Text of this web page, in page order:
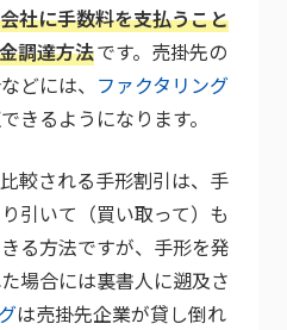
社に手数料を支払うこと
調達方法です。売掛先の
どには、 ファクタリング
きるようになります。
較される手形割引は、手
引いて（買い取って）も
る方法ですが、手形を発
場合には裏書人に遡及さ
は売掛先企業が貸し倒れ